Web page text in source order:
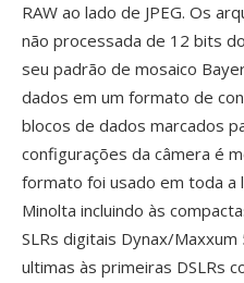
RAW ao lado de JPEG. Os
não processada de 12 bits
seu padrão de mosaico
dados em um formato de
blocos de dados marcados
configurações da câmera é
formato foi usado em toda a
Minolta incluindo às
SLRs digitais Dynax/
ultimas às primeiras DSLRs